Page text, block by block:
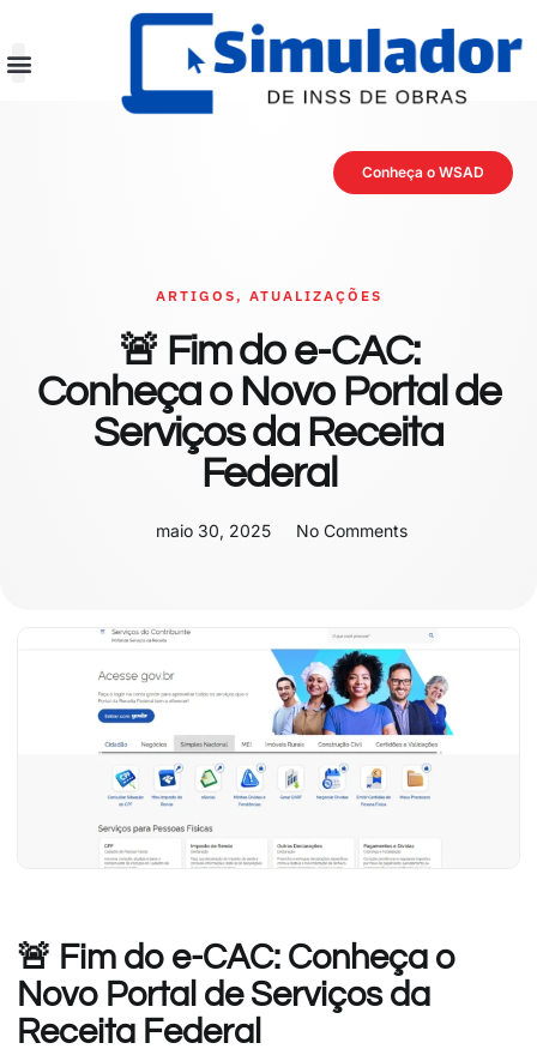
Conheça o WSAD
ARTIGOS , ATUALIZAÇÕES
🚨 Fim do e-CAC:
Conheça o Novo Portal de
Serviços da Receita
Federal
maio 30, 2025 No Comments
🚨 Fim do e-CAC: Conheça o
Novo Portal de Serviços da
Receita Federal